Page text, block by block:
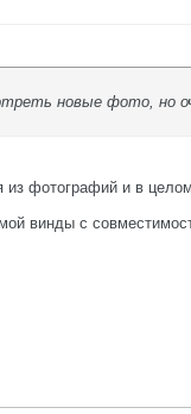
новые фото,
фотографий и в
винды с